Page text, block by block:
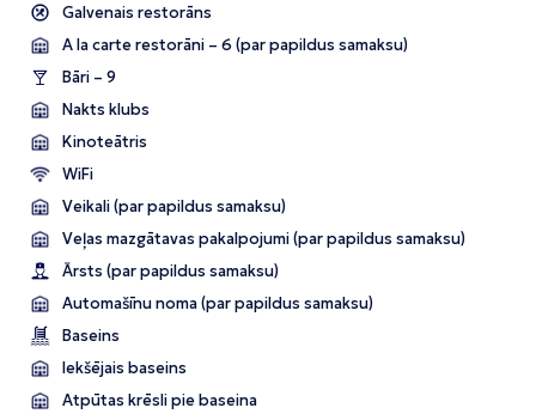
Galvenais restorāns
A la carte restorāni – 6 (par papildus samaksu)
Bāri – 9
Nakts klubs
Kinoteātris
WiFi
Veikali (par papildus samaksu)
Veļas mazgātavas pakalpojumi (par papildus samaksu)
Ārsts (par papildus samaksu)
Automašīnu noma (par papildus samaksu)
Baseins
Iekšējais baseins
Atpūtas krēsli pie baseina